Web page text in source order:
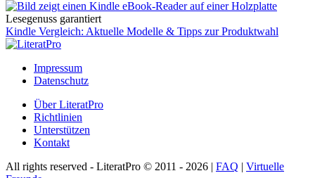
Lesegenuss garantiert
Kindle Vergleich: Aktuelle Modelle & Tipps zur Produktwahl
Impressum
Datenschutz
Über LiteratPro
Richtlinien
Unterstützen
Kontakt
All rights reserved - LiteratPro © 2011 - 2026 | FAQ | Virtuelle